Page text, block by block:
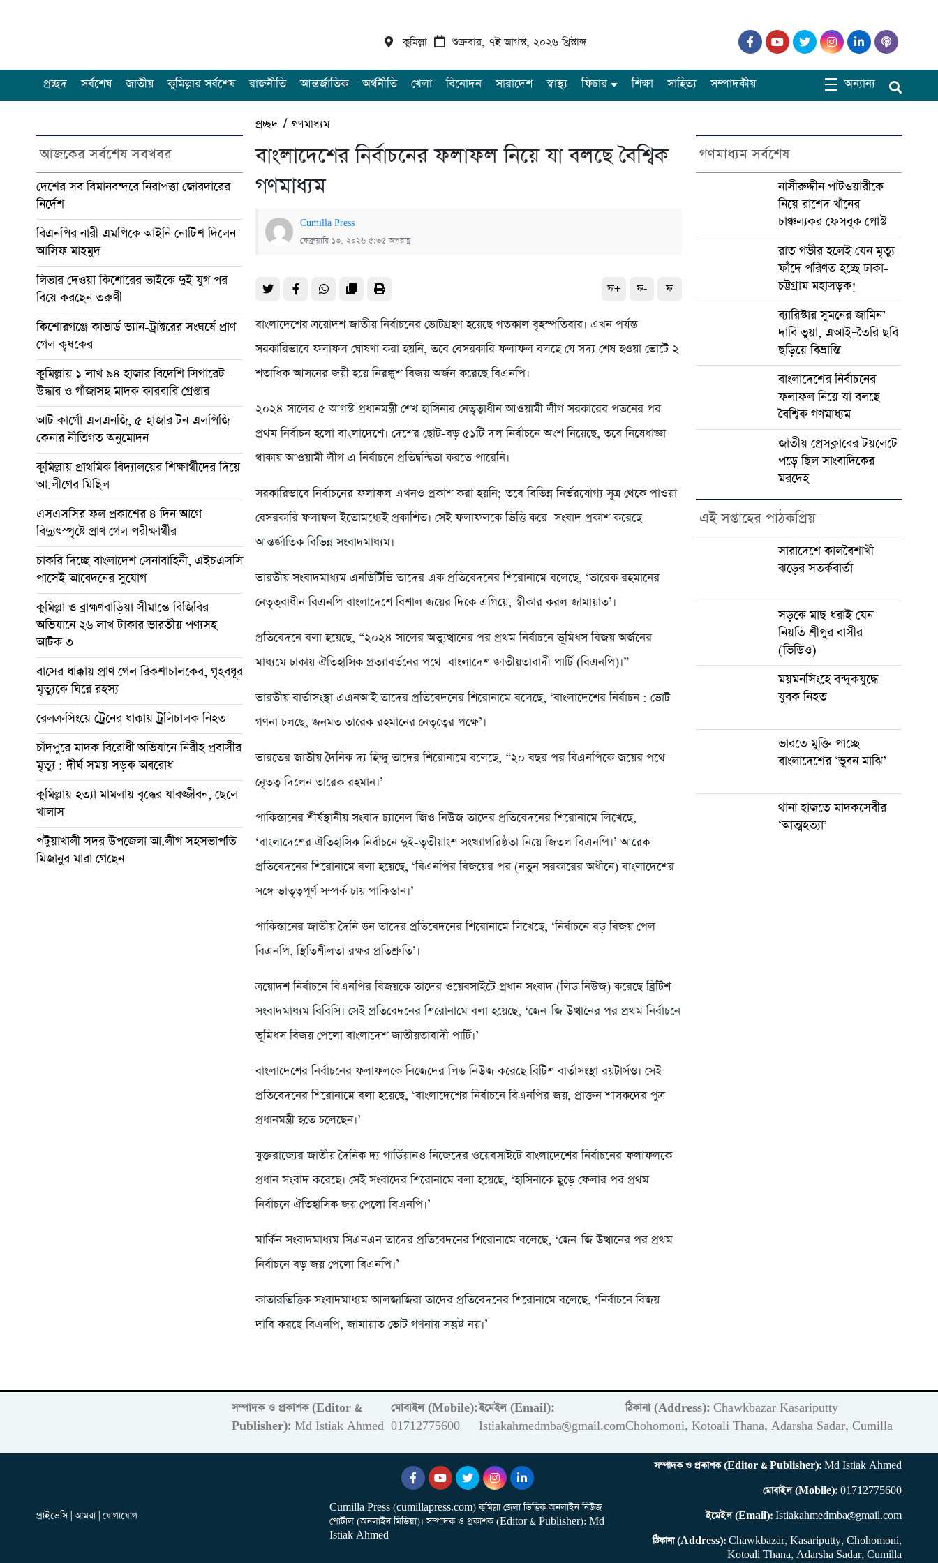
কুমিল্লা শুক্রবার, ৭ই আগস্ট, ২০২৬ খ্রিস্টাব্দ
প্রচ্ছদ সর্বশেষ জাতীয় কুমিল্লার সর্বশেষ রাজনীতি আন্তর্জাতিক অর্থনীতি খেলা বিনোদন সারাদেশ স্বাস্থ্য ফিচার শিক্ষা সাহিত্য সম্পাদকীয় অন্যান্য
আজকের সর্বশেষ সবখবর
দেশের সব বিমানবন্দরে নিরাপত্তা জোরদারের
নির্দেশ
বিএনপির নারী এমপিকে আইনি নোটিশ দিলেন
আসিফ মাহমুদ
লিভার দেওয়া কিশোরের ভাইকে দুই যুগ পর
বিয়ে করছেন তরুণী
কিশোরগঞ্জে কাভার্ড ভ্যান-ট্রাক্টরের সংঘর্ষে প্রাণ
গেল কৃষকের
কুমিল্লায় ১ লাখ ৯৪ হাজার বিদেশি সিগারেট
উদ্ধার ও গাঁজাসহ মাদক কারবারি গ্রেপ্তার
আট কার্গো এলএনজি, ৫ হাজার টন এলপিজি
কেনার নীতিগত অনুমোদন
কুমিল্লায় প্রাথমিক বিদ্যালয়ের শিক্ষার্থীদের দিয়ে
আ.লীগের মিছিল
এসএসসির ফল প্রকাশের ৪ দিন আগে
বিদ্যুৎস্পৃষ্টে প্রাণ গেল পরীক্ষার্থীর
চাকরি দিচ্ছে বাংলাদেশ সেনাবাহিনী, এইচএসসি
পাসেই আবেদনের সুযোগ
কুমিল্লা ও ব্রাহ্মণবাড়িয়া সীমান্তে বিজিবির
অভিযানে ২৬ লাখ টাকার ভারতীয় পণ্যসহ
আটক ৩
বাসের ধাক্কায় প্রাণ গেল রিকশাচালকের, গৃহবধূর
মৃত্যুকে ঘিরে রহস্য
রেলক্রসিংয়ে ট্রেনের ধাক্কায় ট্রলিচালক নিহত
চাঁদপুরে মাদক বিরোধী অভিযানে নিরীহ প্রবাসীর
মৃত্যু : দীর্ঘ সময় সড়ক অবরোধ
কুমিল্লায় হত্যা মামলায় বৃদ্ধের যাবজ্জীবন, ছেলে
খালাস
পটুয়াখালী সদর উপজেলা আ.লীগ সহসভাপতি
মিজানুর মারা গেছেন
প্রচ্ছদ/গণমাধ্যম
বাংলাদেশের নির্বাচনের ফলাফল নিয়ে যা বলছে বৈশ্বিক
গণমাধ্যম
Cumilla Press
ফেব্রুয়ারি ১৩, ২০২৬ ৫:৩৫ অপরাহ্ণ
ফ+ ফ- ফ
বাংলাদেশের ত্রয়োদশ জাতীয় নির্বাচনের ভোটগ্রহণ হয়েছে গতকাল বৃহস্পতিবার। এখন পর্যন্ত
সরকারিভাবে ফলাফল ঘোষণা করা হয়নি, তবে বেসরকারি ফলাফল বলছে যে সদ্য শেষ হওয়া ভোটে ২
শতাধিক আসনের জয়ী হয়ে নিরঙ্কুশ বিজয় অর্জন করেছে বিএনপি।
২০২৪ সালের ৫ আগস্ট প্রধানমন্ত্রী শেখ হাসিনার নেতৃত্বাধীন আওয়ামী লীগ সরকারের পতনের পর
প্রথম নির্বাচন হলো বাংলাদেশে। দেশের ছোট-বড় ৫১টি দল নির্বাচনে অংশ নিয়েছে, তবে নিষেধাজ্ঞা
থাকায় আওয়ামী লীগ এ নির্বাচনে প্রতিদ্বন্দ্বিতা করতে পারেনি।
সরকারিভাবে নির্বাচনের ফলাফল এখনও প্রকাশ করা হয়নি; তবে বিভিন্ন নির্ভরযোগ্য সূত্র থেকে পাওয়া
বেসরকারি ফলাফল ইতোমধ্যেই প্রকাশিত। সেই ফলাফলকে ভিত্তি করে সংবাদ প্রকাশ করেছে
আন্তর্জাতিক বিভিন্ন সংবাদমাধ্যম।
ভারতীয় সংবাদমাধ্যম এনডিটিভি তাদের এক প্রতিবেদনের শিরোনামে বলেছে, ‘তারেক রহমানের
নেতৃত্‌বাধীন বিএনপি বাংলাদেশে বিশাল জয়ের দিকে এগিয়ে, স্বীকার করল জামায়াত’।
প্রতিবেদনে বলা হয়েছে, “২০২৪ সালের অভ্যুত্থানের পর প্রথম নির্বাচনে ভূমিধস বিজয় অর্জনের
মাধ্যমে ঢাকায় ঐতিহাসিক প্রত্যাবর্তনের পথে বাংলাদেশ জাতীয়তাবাদী পার্টি (বিএনপি)।”
ভারতীয় বার্তাসংস্থা এএনআই তাদের প্রতিবেদনের শিরোনামে বলেছে, ‘বাংলাদেশের নির্বাচন : ভোট
গণনা চলছে, জনমত তারেক রহমানের নেতৃত্বের পক্ষে’।
ভারতের জাতীয় দৈনিক দ্য হিন্দু তাদের শিরোনামে বলেছে, “২০ বছর পর বিএনপিকে জয়ের পথে
নেৃতত্ব দিলেন তারেক রহমান।’
পাকিস্তানের শীর্ষস্থানীয় সংবাদ চ্যানেল জিও নিউজ তাদের প্রতিবেদনের শিরোনামে লিখেছে,
‘বাংলাদেশের ঐতিহাসিক নির্বাচনে দুই-তৃতীয়াংশ সংখ্যাগরিষ্ঠতা নিয়ে জিতল বিএনপি।’ আরেক
প্রতিবেদনের শিরোনামে বলা হয়েছে, ‘বিএনপির বিজয়ের পর (নতুন সরকারের অধীনে) বাংলাদেশের
সঙ্গে ভাতৃত্বপূর্ণ সম্পর্ক চায় পাকিস্তান।’
পাকিস্তানের জাতীয় দৈনি ডন তাদের প্রতিবেদনের শিরোনামে লিখেছে, ‘নির্বাচনে বড় বিজয় পেল
বিএনপি, স্থিতিশীলতা রক্ষর প্রতিশ্রুতি’।
ত্রয়োদশ নির্বাচনে বিএনপির বিজয়কে তাদের ওয়েবসাইটে প্রধান সংবাদ (লিড নিউজ) করেছে ব্রিটিশ
সংবাদমাধ্যম বিবিসি। সেই প্রতিবেদনের শিরোনামে বলা হয়েছে, ‘জেন-জি উত্থানের পর প্রথম নির্বাচনে
ভূমিধস বিজয় পেলো বাংলাদেশ জাতীয়তাবাদী পার্টি।’
বাংলাদেশের নির্বাচনের ফলাফলকে নিজেদের লিড নিউজ করেছে ব্রিটিশ বার্তাসংস্থা রয়টার্সও। সেই
প্রতিবেদনের শিরোনামে বলা হয়েছে, ‘বাংলাদেশের নির্বাচনে বিএনপির জয়, প্রাক্তন শাসকদের পুত্র
প্রধানমন্ত্রী হতে চলেছেন।’
যুক্তরাজ্যের জাতীয় দৈনিক দ্য গার্ডিয়ানও নিজেদের ওয়েবসাইটে বাংলাদেশের নির্বাচনের ফলাফলকে
প্রধান সংবাদ করেছে। সেই সংবাদের শিরোনামে বলা হয়েছে, ‘হাসিনাকে ছুড়ে ফেলার পর প্রথম
নির্বাচনে ঐতিহাসিক জয় পেলো বিএনপি।’
মার্কিন সংবাদমাধ্যম সিএনএন তাদের প্রতিবেদনের শিরোনামে বলেছে, ‘জেন-জি উত্থানের পর প্রথম
নির্বাচনে বড় জয় পেলো বিএনপি।’
কাতারভিত্তিক সংবাদমাধ্যম আলজাজিরা তাদের প্রতিবেদনের শিরোনামে বলেছে, ‘নির্বাচনে বিজয়
দাবি করছে বিএনপি, জামায়াত ভোট গণনায় সন্তুষ্ট নয়।’
গণমাধ্যম সর্বশেষ
নাসীরুদ্দীন পাটওয়ারীকে
নিয়ে রাশেদ খাঁনের
চাঞ্চল্যকর ফেসবুক পোস্ট
রাত গভীর হলেই যেন মৃত্যু
ফাঁদে পরিণত হচ্ছে ঢাকা-
চট্টগ্রাম মহাসড়ক!
ব্যারিস্টার সুমনের জামিন’
দাবি ভুয়া, এআই–তৈরি ছবি
ছড়িয়ে বিভ্রান্তি
বাংলাদেশের নির্বাচনের
ফলাফল নিয়ে যা বলছে
বৈশ্বিক গণমাধ্যম
জাতীয় প্রেসক্লাবের টয়লেটে
পড়ে ছিল সাংবাদিকের
মরদেহ
এই সপ্তাহের পাঠকপ্রিয়
সারাদেশে কালবৈশাখী
ঝড়ের সতর্কবার্তা
সড়কে মাছ ধরাই যেন
নিয়তি শ্রীপুর বাসীর
(ভিডিও)
ময়মনসিংহে বন্দুকযুদ্ধে
যুবক নিহত
ভারতে মুক্তি পাচ্ছে
বাংলাদেশের ‘ভুবন মাঝি’
থানা হাজতে মাদকসেবীর
‘আত্মহত্যা’
সম্পাদক ও প্রকাশক (Editor &
Publisher): Md Istiak Ahmed
মোবাইল (Mobile):
01712775600
ইমেইল (Email):
Istiakahmedmba@gmail.com
ঠিকানা (Address): Chawkbazar Kasariputty
Chohomoni, Kotoali Thana, Adarsha Sadar, Cumilla
প্রাইভেসি | আমরা | যোগাযোগ
Cumilla Press (cumillapress.com) কুমিল্লা জেলা ভিত্তিক অনলাইন নিউজ
পোর্টাল (অনলাইন মিডিয়া)। সম্পাদক ও প্রকাশক (Editor & Publisher): Md
Istiak Ahmed
সম্পাদক ও প্রকাশক (Editor & Publisher): Md Istiak Ahmed
মোবাইল (Mobile): 01712775600
ইমেইল (Email): Istiakahmedmba@gmail.com
ঠিকানা (Address): Chawkbazar, Kasariputty, Chohomoni,
Kotoali Thana, Adarsha Sadar, Cumilla